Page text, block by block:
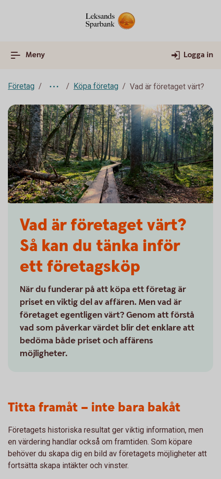
Meny Logga in
Företag Köpa företag Vad är företaget värt?
Vad är företaget värt?
Så kan du tänka inför
ett företagsköp
När du funderar på att köpa ett företag är
priset en viktig del av affären. Men vad är
företaget egentligen värt? Genom att förstå
vad som påverkar värdet blir det enklare att
bedöma både priset och affärens
möjligheter.
Titta framåt – inte bara bakåt
Företagets historiska resultat ger viktig information, men
en värdering handlar också om framtiden. Som köpare
behöver du skapa dig en bild av företagets möjligheter att
fortsätta skapa intäkter och vinster.